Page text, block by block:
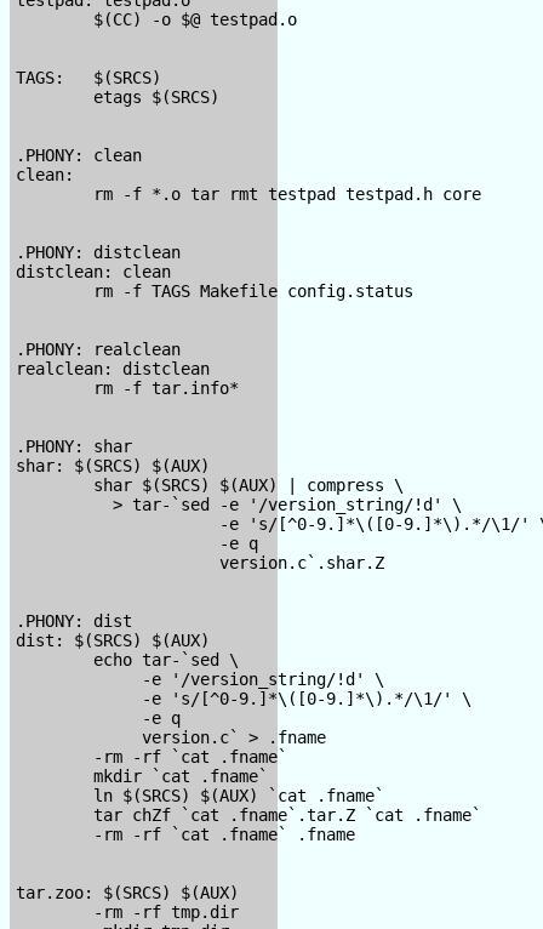
        $(CC) -o $@ testpad.o
TAGS:   $(SRCS)
        etags $(SRCS)
.PHONY: clean
clean:
        rm -f *.o tar rmt testpad testpad.h core
.PHONY: distclean
distclean: clean
        rm -f TAGS Makefile config.status
.PHONY: realclean
realclean: distclean
        rm -f tar.info*
.PHONY: shar
shar: $(SRCS) $(AUX)
        shar $(SRCS) $(AUX) | compress \
          > tar-`sed -e '/version_string/!d' \
-e 's/[^0-9.]*\([0-9.]*\).*/\1/'
                     -e q
                     version.c`.shar.Z
.PHONY: dist
dist: $(SRCS) $(AUX)
        echo tar-`sed \
             -e '/version_string/!d' \
             -e 's/[^0-9.]*\([0-9.]*\).*/\1/' \
             -e q
             version.c` > .fname
        -rm -rf `cat .fname`
        mkdir `cat .fname`
        ln $(SRCS) $(AUX) `cat .fname`
        tar chZf `cat .fname`.tar.Z `cat .fname`
        -rm -rf `cat .fname` .fname
tar.zoo: $(SRCS) $(AUX)
        -rm -rf tmp.dir